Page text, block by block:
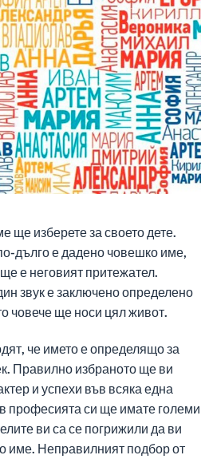
ще изберете за своето дете.
дълго е дадено човешко име,
е неговият притежател.
звук е заключено определено
човече ще носи цял живот.
че името е определящо за
Правилно избраното ще ви
и успехи във всяка една
професията си ще имате големи
ви са се погрижили да ви
име. Неправилният подбор от